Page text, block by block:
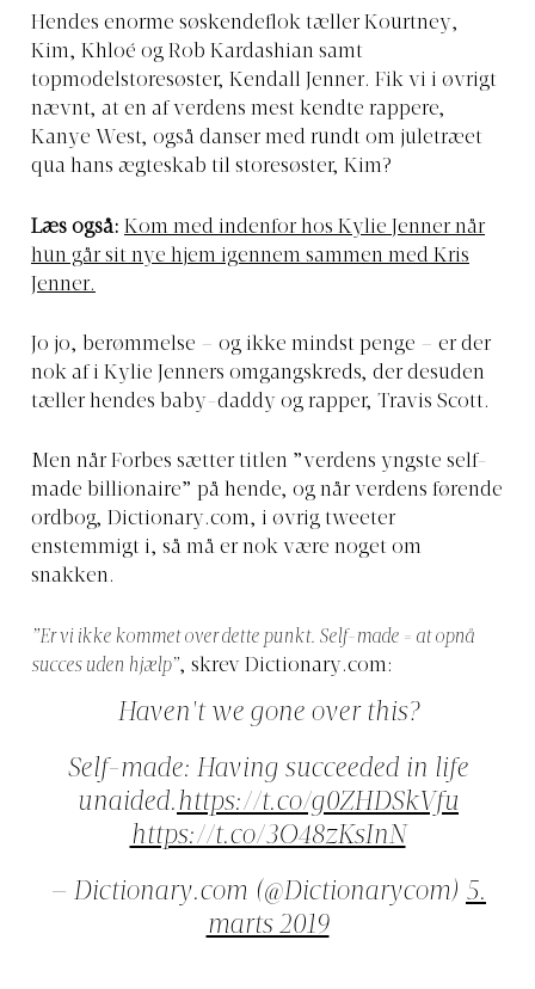
Hendes enorme søskendeflok tæller Kourtney,
Kim, Khloé og Rob Kardashian samt
topmodelstoresøster, Kendall Jenner. Fik vi i øvrigt
nævnt, at en af verdens mest kendte rappere,
Kanye West, også danser med rundt om juletræet
qua hans ægteskab til storesøster, Kim?
Læs også: Kom med indenfor hos Kylie Jenner når
hun går sit nye hjem igennem sammen med Kris
Jenner.
Jo jo, berømmelse – og ikke mindst penge – er der
nok af i Kylie Jenners omgangskreds, der desuden
tæller hendes baby-daddy og rapper, Travis Scott.
Men når Forbes sætter titlen ”verdens yngste self-
made billionaire” på hende, og når verdens førende
ordbog, Dictionary.com, i øvrig tweeter
enstemmigt i, så må er nok være noget om
snakken.
”Er vi ikke kommet over dette punkt. Self-made = at opnå
succes uden hjælp”, skrev Dictionary.com:
Haven't we gone over this?
Self-made: Having succeeded in life
unaided.https://t.co/g0ZHDSkVfu
https://t.co/3O48zKsInN
— Dictionary.com (@Dictionarycom) 5.
marts 2019